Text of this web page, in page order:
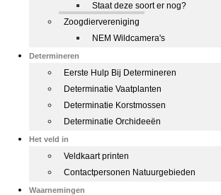
Staat deze soort er nog?
Zoogdiervereniging
NEM Wildcamera's
Determineren
Eerste Hulp Bij Determineren
Determinatie Vaatplanten
Determinatie Korstmossen
Determinatie Orchideeën
Het veld in
Veldkaart printen
Contactpersonen Natuurgebieden
Waarnemingen